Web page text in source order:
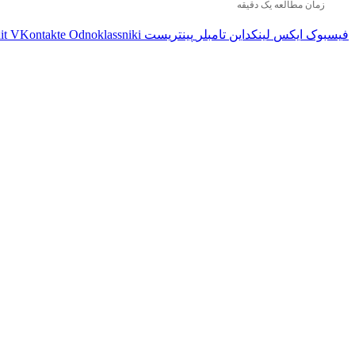
زمان مطالعه یک دقیقه
فیسبوک ایکس لینکداین تامبلر پینتریست VKontakte Odnoklassniki